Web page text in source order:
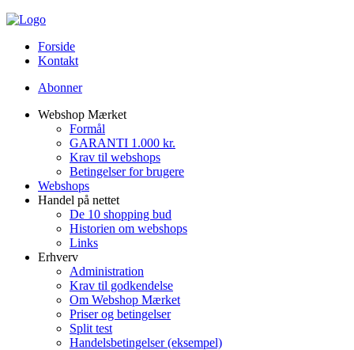
Forside
Kontakt
Abonner
Webshop Mærket
Formål
GARANTI 1.000 kr.
Krav til webshops
Betingelser for brugere
Webshops
Handel på nettet
De 10 shopping bud
Historien om webshops
Links
Erhverv
Administration
Krav til godkendelse
Om Webshop Mærket
Priser og betingelser
Split test
Handelsbetingelser (eksempel)